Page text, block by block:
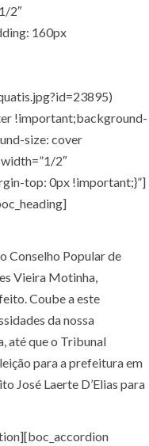
2″
160px
!important;background-
size: cover
2″
top: 0px !important;}”]
Conselho Popular de
Vieira Motinha,
Coube a este
da nossa
até que o Tribunal
para a prefeitura em
José Laerte D’Elias para